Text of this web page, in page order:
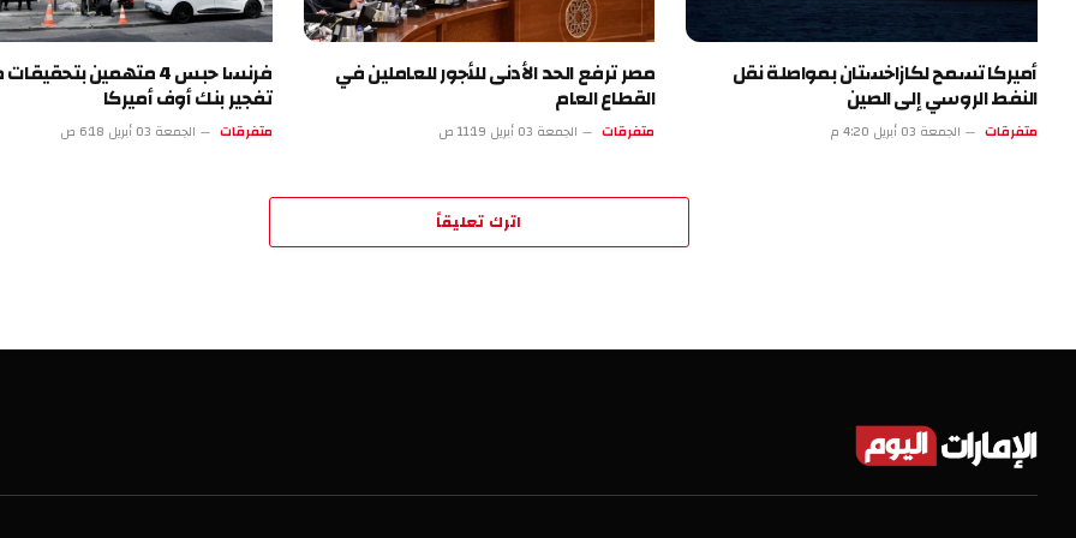
أميركا تسمح لكازاخستان بمواصلة نقل
النفط الروسي إلى الصين
متفرقات الجمعة 03 أبريل 4:20 م
مصر ترفع الحد الأدنى للأجور للعاملين في
القطاع العام
متفرقات الجمعة 03 أبريل 11:19 ص
فرنسا حبس 4 متهمين
تفجير بنك أوف أميركا
متفرقات الجمعة 03 أبريل 6:18 ص
اترك تعليقاً